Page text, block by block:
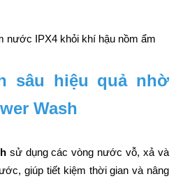
nước IPX4 khỏi khí hậu nồm ẩm
sâu hiệu quả nhờ
Wash
sử dụng các vòng nước vỗ, xả và
giúp tiết kiệm thời gian và nâng